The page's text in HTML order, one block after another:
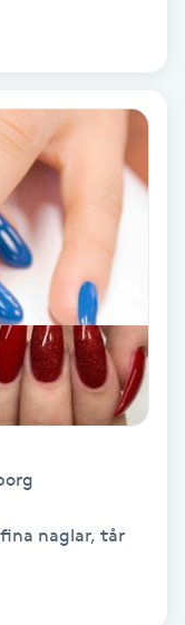
naglar, tår